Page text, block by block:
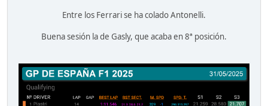
Entre los Ferrari se ha colado Antonelli.
Buena sesión la de Gasly, que acaba en 8ª posición.